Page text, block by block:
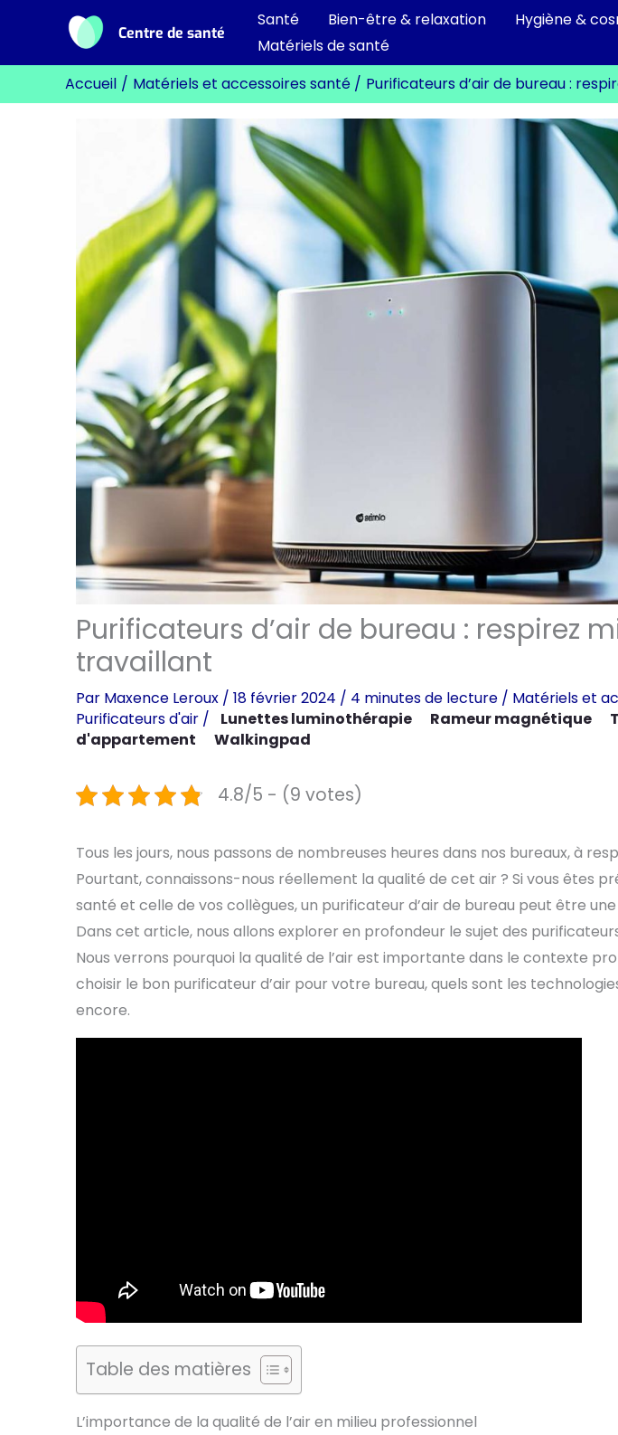
contenu
Centre de santé
Santé Bien-être & relaxation Hygiène &
Matériels de santé
Accueil Matériels et accessoires santé Purificateurs d’air de bureau :
Purificateurs d’air de bureau : respirez
travaillant
Par Maxence Leroux / 18 février 2024 / 4 minutes de lecture / Matériels et
Purificateurs d'air / Lunettes luminothérapie Rameur magnétique
d'appartement
Walkingpad
4.8/5 - (9 votes)
Tous les jours, nous passons de nombreuses heures dans nos bureaux, à
Pourtant, connaissons-nous réellement la qualité de cet air ? Si vous êtes
santé et celle de vos collègues, un purificateur d’air de bureau peut être
Dans cet article, nous allons explorer en profondeur le sujet des
Nous verrons pourquoi la qualité de l’air est importante dans le contexte
choisir le bon purificateur d’air pour votre bureau, quels sont les
encore.
Table des matières
L’importance de la qualité de l’air en milieu professionnel